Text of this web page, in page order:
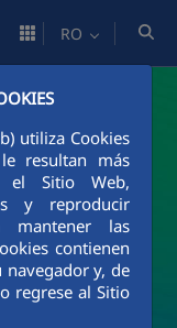
utiliza Cookies
resultan más
el Sitio Web,
y reproducir
mantener las
contienen
navegador y, de
regrese al Sitio
RO